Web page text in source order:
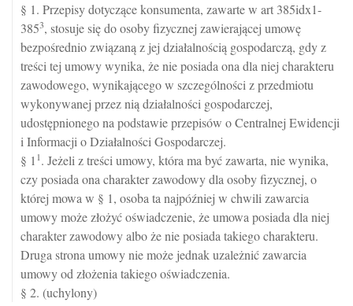
§ 1. Przepisy dotyczące konsumenta, zawarte w art 385idx1-
3853, stosuje się do osoby fizycznej zawierającej umowę
bezpośrednio związaną z jej działalnością gospodarczą, gdy z
treści tej umowy wynika, że nie posiada ona dla niej charakteru
zawodowego, wynikającego w szczególności z przedmiotu
wykonywanej przez nią działalności gospodarczej,
udostępnionego na podstawie przepisów o Centralnej Ewidencji
i Informacji o Działalności Gospodarczej.
§ 1 1. Jeżeli z treści umowy, która ma być zawarta, nie wynika,
czy posiada ona charakter zawodowy dla osoby fizycznej, o
której mowa w § 1, osoba ta najpóźniej w chwili zawarcia
umowy może złożyć oświadczenie, że umowa posiada dla niej
charakter zawodowy albo że nie posiada takiego charakteru.
Druga strona umowy nie może jednak uzależnić zawarcia
umowy od złożenia takiego oświadczenia.
§ 2. (uchylony)